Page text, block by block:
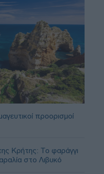
προορισμοί
Κρήτης: Το φαράγγι
στο Λιβυκό